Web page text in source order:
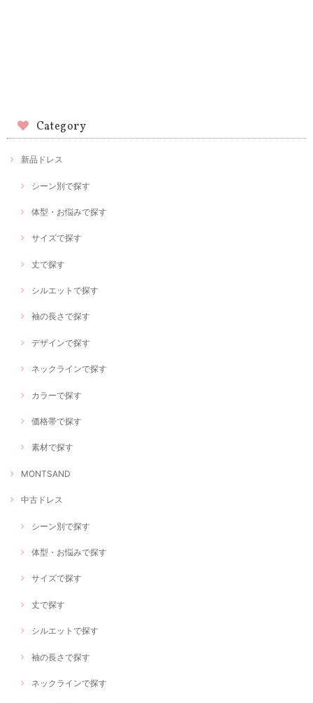
Category
新品ドレス
シーン別で探す
体型・お悩みで探す
サイズで探す
丈で探す
シルエットで探す
袖の長さで探す
デザインで探す
ネックラインで探す
カラーで探す
価格帯で探す
素材で探す
MONTSAND
中古ドレス
シーン別で探す
体型・お悩みで探す
サイズで探す
丈で探す
シルエットで探す
袖の長さで探す
ネックラインで探す